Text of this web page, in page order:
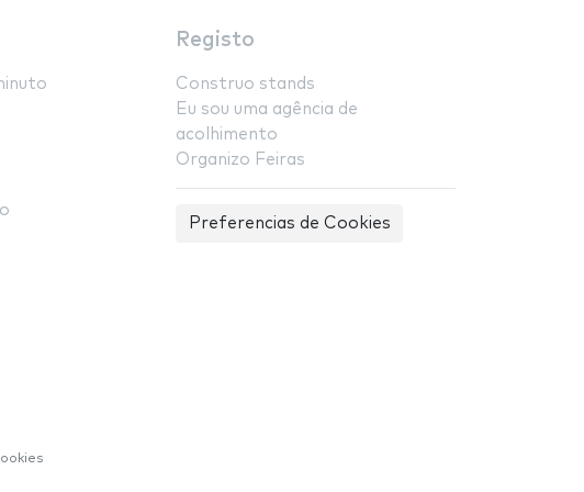
Registo
Construo stands
Eu sou uma agência de
acolhimento
Organizo Feiras
Preferencias de Cookies